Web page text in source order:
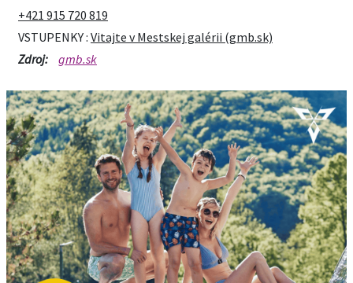
+421 915 720 819
VSTUPENKY : Vitajte v Mestskej galérii (gmb.sk)
Zdroj:
gmb.sk